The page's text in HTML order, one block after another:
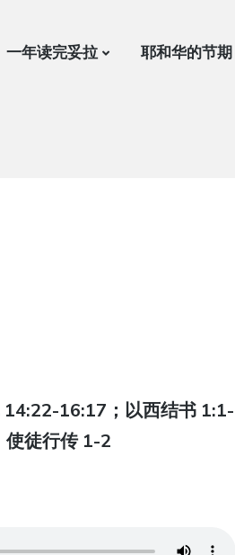
一年读完妥拉 耶和华的节期
16:17；以西结书 1:1-
徒行传 1-2